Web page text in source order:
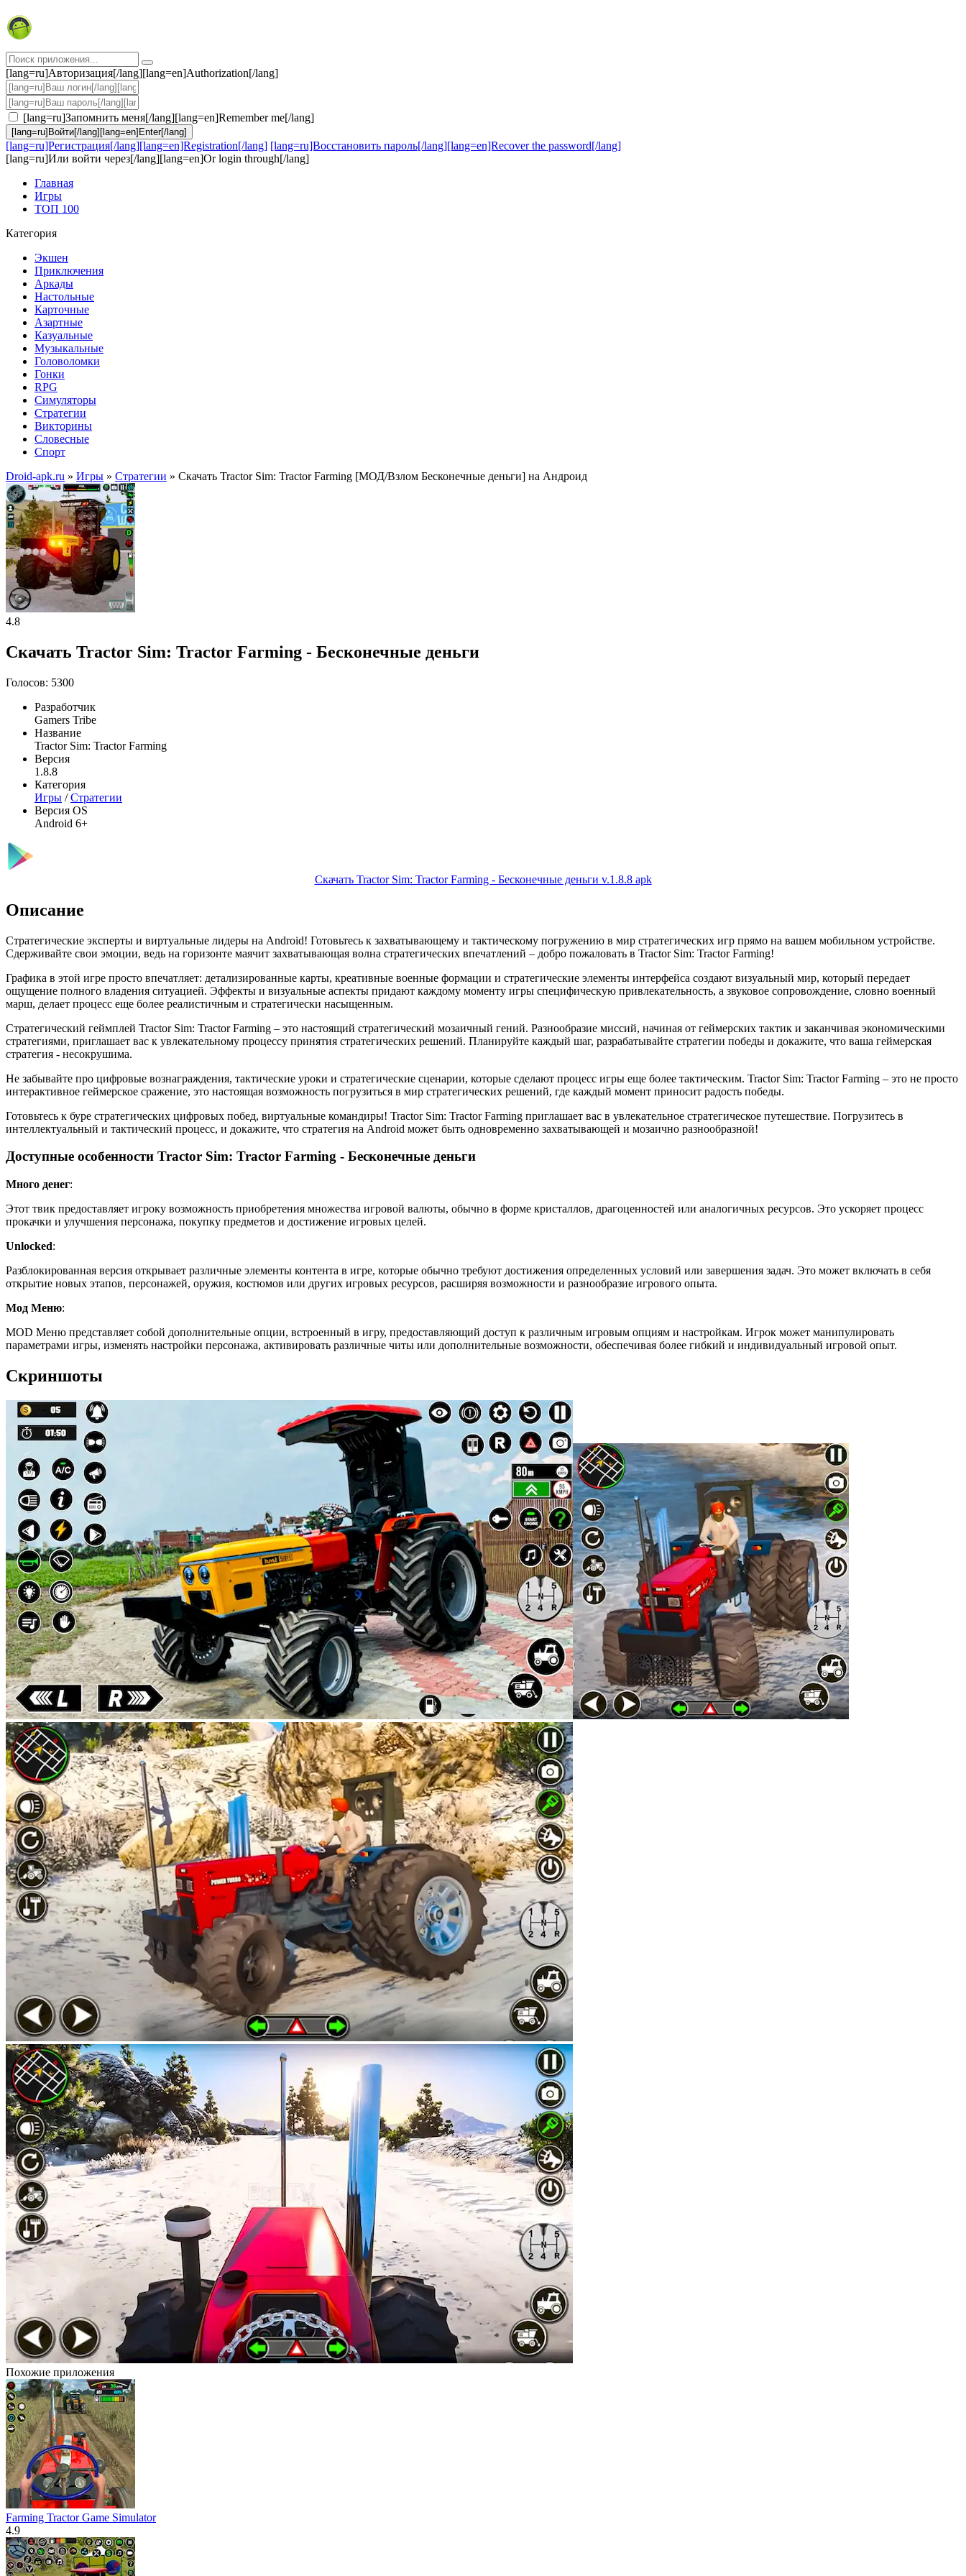
[lang=ru]Авторизация[/lang][lang=en]Authorization[/lang]
[lang=ru]Запомнить меня[/lang][lang=en]Remember me[/lang]
[lang=ru]Войти[/lang][lang=en]Enter[/lang]
[lang=ru]Регистрация[/lang][lang=en]Registration[/lang] [lang=ru]Восстановить пароль[/lang][lang=en]Recover the password[/lang]
[lang=ru]Или войти через[/lang][lang=en]Or login through[/lang]
Главная
Игры
ТОП 100
Категория
Экшен
Приключения
Аркады
Настольные
Карточные
Азартные
Казуальные
Музыкальные
Головоломки
Гонки
RPG
Симуляторы
Стратегии
Викторины
Словесные
Спорт
Droid-apk.ru » Игры » Стратегии » Скачать Tractor Sim: Tractor Farming [МОД/Взлом Бесконечные деньги] на Андроид
4.8
Скачать Tractor Sim: Tractor Farming - Бесконечные деньги
Голосов: 5300
Разработчик
Gamers Tribe
Название
Tractor Sim: Tractor Farming
Версия
1.8.8
Категория
Игры /Стратегии
Версия OS
Android 6+
Скачать Tractor Sim: Tractor Farming - Бесконечные деньги v.1.8.8 apk
Описание
Стратегические эксперты и виртуальные лидеры на Android! Готовьтесь к захватывающему и тактическому погружению в мир стратегических игр прямо на вашем мобильном устройстве.
Сдерживайте свои эмоции, ведь на горизонте маячит захватывающая волна стратегических впечатлений – добро пожаловать в Tractor Sim: Tractor Farming!
Графика в этой игре просто впечатляет: детализированные карты, креативные военные формации и стратегические элементы интерфейса создают визуальный мир, который передает
ощущение полного владения ситуацией. Эффекты и визуальные аспекты придают каждому моменту игры специфическую привлекательность, а звуковое сопровождение, словно военный
марш, делает процесс еще более реалистичным и стратегически насыщенным.
Стратегический геймплей Tractor Sim: Tractor Farming – это настоящий стратегический мозаичный гений. Разнообразие миссий, начиная от геймерских тактик и заканчивая экономическими
стратегиями, приглашает вас к увлекательному процессу принятия стратегических решений. Планируйте каждый шаг, разрабатывайте стратегии победы и докажите, что ваша геймерская
стратегия - несокрушима.
Не забывайте про цифровые вознаграждения, тактические уроки и стратегические сценарии, которые сделают процесс игры еще более тактическим. Tractor Sim: Tractor Farming – это не просто
интерактивное геймерское сражение, это настоящая возможность погрузиться в мир стратегических решений, где каждый момент приносит радость победы.
Готовьтесь к буре стратегических цифровых побед, виртуальные командиры! Tractor Sim: Tractor Farming приглашает вас в увлекательное стратегическое путешествие. Погрузитесь в
интеллектуальный и тактический процесс, и докажите, что стратегия на Android может быть одновременно захватывающей и мозаично разнообразной!
Доступные особенности Tractor Sim: Tractor Farming - Бесконечные деньги
Много денег:
Этот твик предоставляет игроку возможность приобретения множества игровой валюты, обычно в форме кристаллов, драгоценностей или аналогичных ресурсов. Это ускоряет процесс
прокачки и улучшения персонажа, покупку предметов и достижение игровых целей.
Unlocked:
Разблокированная версия открывает различные элементы контента в игре, которые обычно требуют достижения определенных условий или завершения задач. Это может включать в себя
открытие новых этапов, персонажей, оружия, костюмов или других игровых ресурсов, расширяя возможности и разнообразие игрового опыта.
Мод Меню:
MOD Меню представляет собой дополнительные опции, встроенный в игру, предоставляющий доступ к различным игровым опциям и настройкам. Игрок может манипулировать
параметрами игры, изменять настройки персонажа, активировать различные читы или дополнительные возможности, обеспечивая более гибкий и индивидуальный игровой опыт.
Скриншоты
Похожие приложения
Farming Tractor Game Simulator
4.9